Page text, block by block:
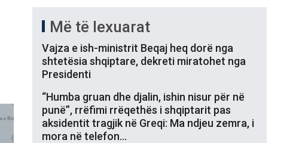
Më të lexuarat
Vajza e ish-ministrit Beqaj heq dorë nga
shtetësia shqiptare, dekreti miratohet nga
Presidenti
“Humba gruan dhe djalin, ishin nisur për në
punë”, rrëfimi rrëqethës i shqiptarit pas
aksidentit tragjik në Greqi: Ma ndjeu zemra, i
mora në telefon…